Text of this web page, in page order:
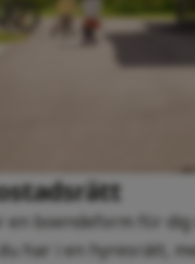
en boendeform för dig
har i en hyresrätt,